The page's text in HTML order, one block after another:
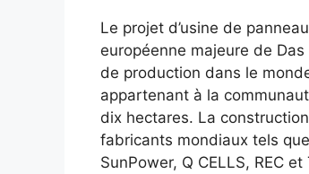
Le projet d’usine de
européenne majeure de
de production dans le
appartenant à la
dix hectares. La
fabricants mondiaux tels
SunPower, Q CELLS, REC